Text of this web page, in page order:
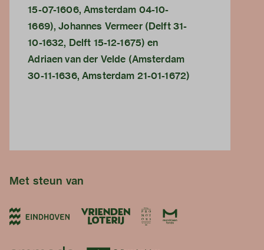
15-07-1606, Amsterdam 04-10-
1669), Johannes Vermeer (Delft 31-
10-1632, Delft 15-12-1675) en
Adriaen van der Velde (Amsterdam
30-11-1636, Amsterdam 21-01-1672)
Met steun van